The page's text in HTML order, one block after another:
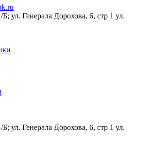
ул. Генерала Дорохова, 6, стр 1 ул.
ул. Генерала Дорохова, 6, стр 1 ул.